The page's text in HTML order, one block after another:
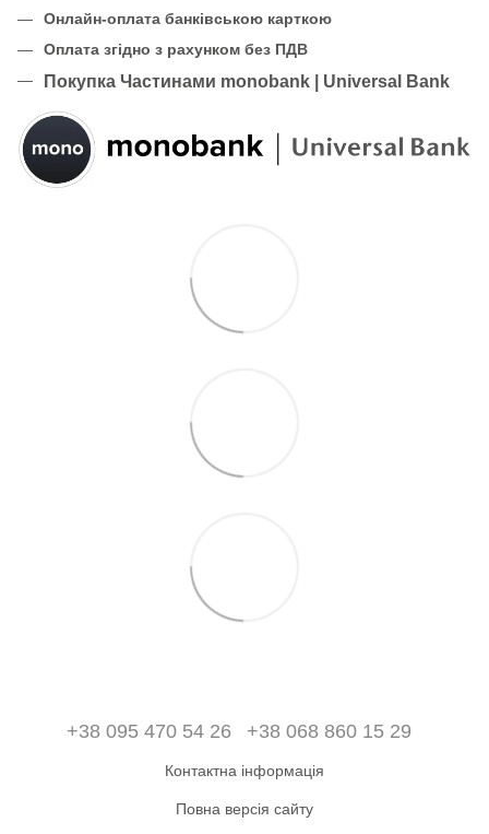
Онлайн-оплата банківською карткою
Оплата згідно з рахунком без ПДВ
Покупка Частинами monobank | Universal Bank
+38 095 470 54 26 +38 068 860 15 29
Контактна інформація
Повна версія сайту